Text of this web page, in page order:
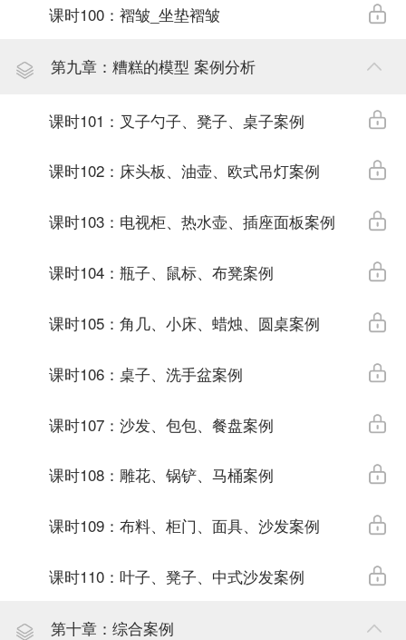
课时100：褶皱_坐垫褶皱
第九章：糟糕的模型 案例分析
课时101：叉子勺子、凳子、桌子案例
课时102：床头板、油壶、欧式吊灯案例
课时103：电视柜、热水壶、插座面板案例
课时104：瓶子、鼠标、布凳案例
课时105：角几、小床、蜡烛、圆桌案例
课时106：桌子、洗手盆案例
课时107：沙发、包包、餐盘案例
课时108：雕花、锅铲、马桶案例
课时109：布料、柜门、面具、沙发案例
课时110：叶子、凳子、中式沙发案例
第十章：综合案例